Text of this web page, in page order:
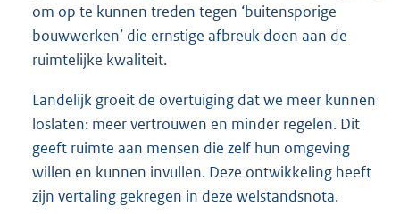
om op te kunnen treden tegen ‘buitensporige
bouwwerken’ die ernstige afbreuk doen aan de
ruimtelijke kwaliteit.
Landelijk groeit de overtuiging dat we meer kunnen
loslaten: meer vertrouwen en minder regelen. Dit
geeft ruimte aan mensen die zelf hun omgeving
willen en kunnen invullen. Deze ontwikkeling heeft
zijn vertaling gekregen in deze welstandsnota.